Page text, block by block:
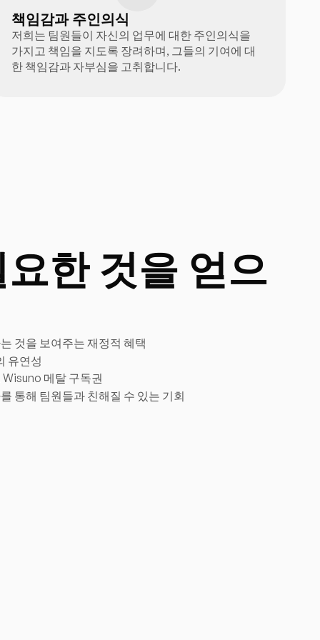
책임감과 주인의식
저희는 팀원들이 자신의 업무에 대한 주인의식을
가지고 책임을 지도록 장려하며, 그들의 기여에 대
한 책임감과 자부심을 고취합니다.
한 것을 얻으
것을 보여주는 재정적 혜택
유연성
메탈 구독권
통해 팀원들과 친해질 수 있는 기회